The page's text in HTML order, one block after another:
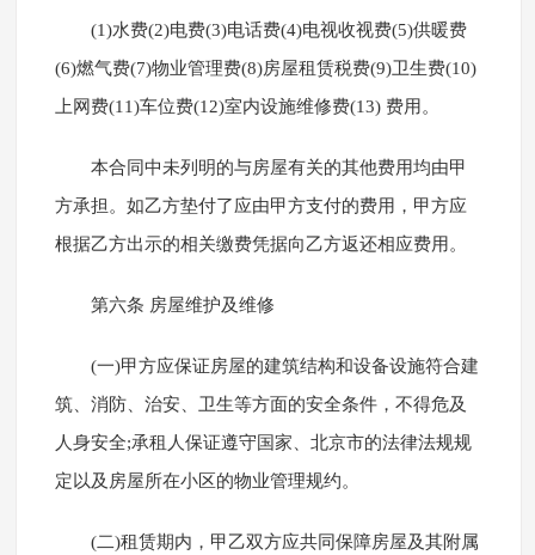
(1)水费(2)电费(3)电话费(4)电视收视费(5)供暖费
(6)燃气费(7)物业管理费(8)房屋租赁税费(9)卫生费(10)
上网费(11)车位费(12)室内设施维修费(13) 费用。
本合同中未列明的与房屋有关的其他费用均由甲
方承担。如乙方垫付了应由甲方支付的费用，甲方应
根据乙方出示的相关缴费凭据向乙方返还相应费用。
第六条 房屋维护及维修
(一)甲方应保证房屋的建筑结构和设备设施符合建
筑、消防、治安、卫生等方面的安全条件，不得危及
人身安全;承租人保证遵守国家、北京市的法律法规规
定以及房屋所在小区的物业管理规约。
(二)租赁期内，甲乙双方应共同保障房屋及其附属